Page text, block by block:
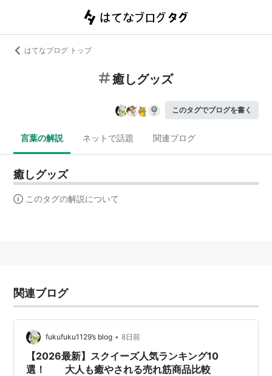
はてなブログ トップ
癒しグッズ
このタグでブログを書く
言葉の解説 ネットで話題 関連ブログ
癒しグッズ
このタグの解説について
関連ブログ
fukufuku1129’s blog • 8日前
【2026最新】スクイーズ人気ランキング10
選！ 大人も癒やされる売れ筋商品比較